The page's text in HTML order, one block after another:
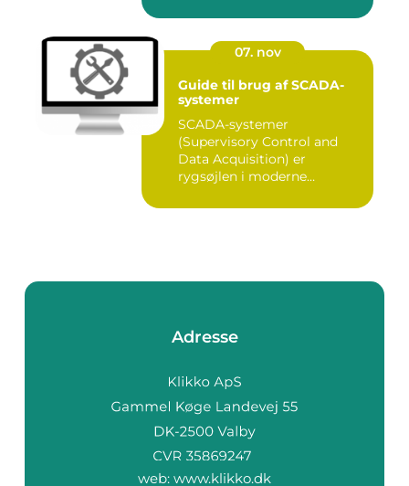
07. nov
Guide til brug af SCADA-
systemer
SCADA-systemer
(Supervisory Control and
Data Acquisition) er
rygsøjlen i moderne
Adresse
web: www.klikko.dk